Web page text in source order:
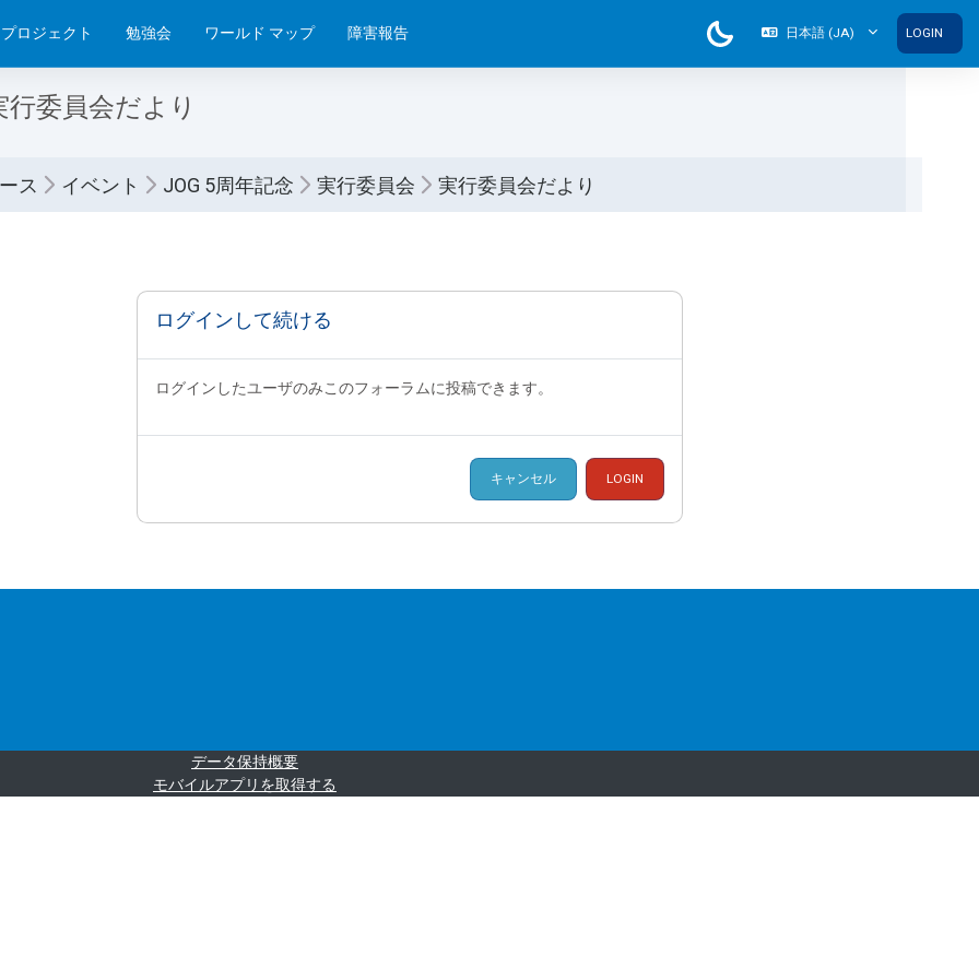
プロジェクト 勉強会 ワールド マップ 障害報告 日本語 ‎(JA)‎ LOGIN
行委員会だより
ス イベント JOG 5周年記念 実行委員会 実行委員会だより
ログインして続ける
ログインしたユーザのみこのフォーラムに投稿できます。
キャンセル LOGIN
データ保持概要
モバイルアプリを取得する